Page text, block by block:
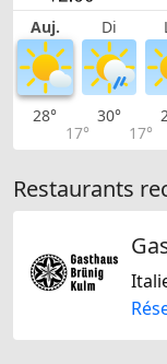
Auj. Di
28°
17°
30°
17°
Restaurants